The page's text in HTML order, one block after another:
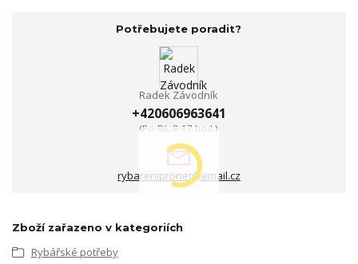
Potřebujete poradit?
Radek Závodník
+420606963641
(Po-Pá, 8-17 hod.)
rybarenipronet@email.cz
Zboží zařazeno v kategoriích
Rybářské potřeby